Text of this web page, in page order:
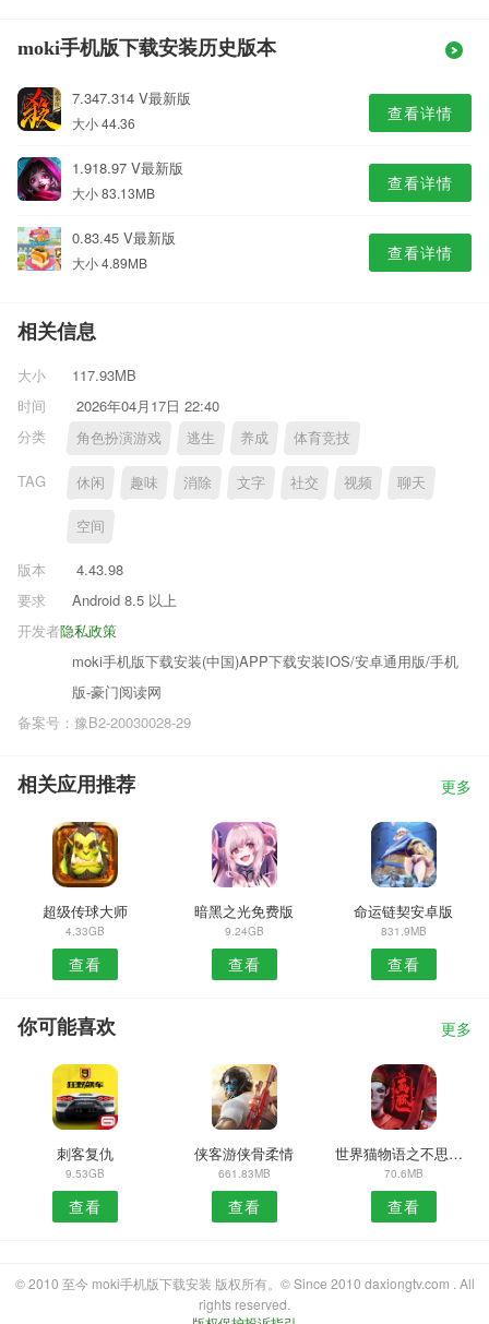
moki手机版下载安装历史版本
7.347.314 V最新版
大小 44.36 查看详情
1.918.97 V最新版
大小 83.13MB 查看详情
0.83.45 V最新版
大小 4.89MB 查看详情
相关信息
大小
117.93MB
时间
2026年04月17日 22:40
分类
角色扮演游戏 逃生 养成 体育竞技
TAG 休闲 趣味 消除 文字 社交 视频 聊天
空间
版本
4.43.98
要求
Android 8.5 以上
隐私政策
开发者
moki手机版下载安装(中国)APP下载安装IOS/安卓通用版/手机
版-豪门阅读网
备案号：豫B2-20030028-29
相关应用推荐 更多
超级传球大师
4.33GB
查看
暗黑之光免费版
9.24GB
查看
命运链契安卓版
831.9MB
查看
你可能喜欢 更多
刺客复仇
9.53GB
查看
侠客游侠骨柔情
661.83MB
查看
世界猫物语之不思议商店
70.6MB
查看
© 2010 至今 moki手机版下载安装 版权所有。© Since 2010 daxiongtv.com . All
rights reserved.